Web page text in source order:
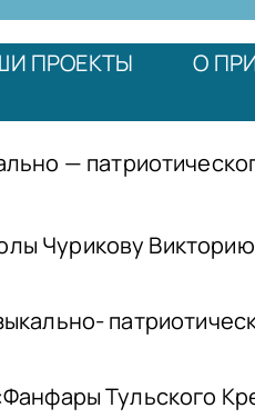
ПРОЕКТЫ О
—
Чурикову
Тульского